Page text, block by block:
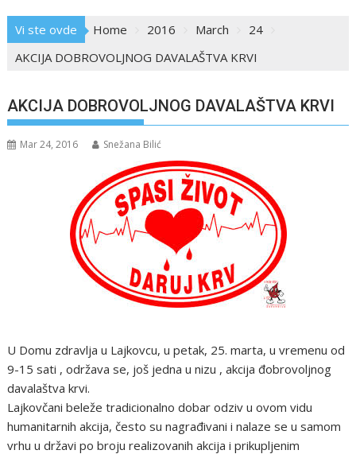
Vi ste ovde Home 2016 March
24
AKCIJA DOBROVOLJNOG DAVALAŠTVA KRVI
AKCIJA DOBROVOLJNOG DAVALAŠTVA KRVI
Mar 24, 2016 Snežana Bilić
U Domu zdravlja u Lajkovcu, u petak, 25. marta, u vremenu od
9-15 sati , održava se, još jedna u nizu , akcija đobrovoljnog
davalaštva krvi.
Lajkovčani beleže tradicionalno dobar odziv u ovom vidu
humanitarnih akcija, često su nagrađivani i nalaze se u samom
vrhu u državi po broju realizovanih akcija i prikupljenim